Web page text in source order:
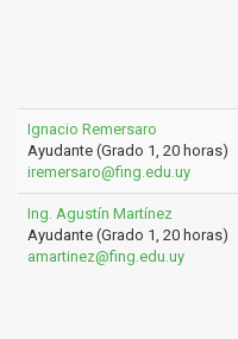
Ignacio Remersaro
Ayudante (Grado 1, 20 horas)
iremersaro@fing.edu.uy
Ing. Agustín Martínez
Ayudante (Grado 1, 20 horas)
amartinez@fing.edu.uy